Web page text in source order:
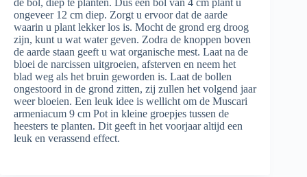
de bol, diep te planten. Dus een bol van 4 cm plant u
ongeveer 12 cm diep. Zorgt u ervoor dat de aarde
waarin u plant lekker los is. Mocht de grond erg droog
zijn, kunt u wat water geven. Zodra de knoppen boven
de aarde staan geeft u wat organische mest. Laat na de
bloei de narcissen uitgroeien, afsterven en neem het
blad weg als het bruin geworden is. Laat de bollen
ongestoord in de grond zitten, zij zullen het volgend jaar
weer bloeien. Een leuk idee is wellicht om de Muscari
armeniacum 9 cm Pot in kleine groepjes tussen de
heesters te planten. Dit geeft in het voorjaar altijd een
leuk en verassend effect.